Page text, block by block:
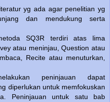
yg ada agar penelitian yg
dan mendukung serta
SQ3R terdiri atas lima
atau meninjau, Question atau
Recite atau menuturkan,
peninjauan dapat
diperlukan untuk memfokuskan
Peninjauan untuk satu bab